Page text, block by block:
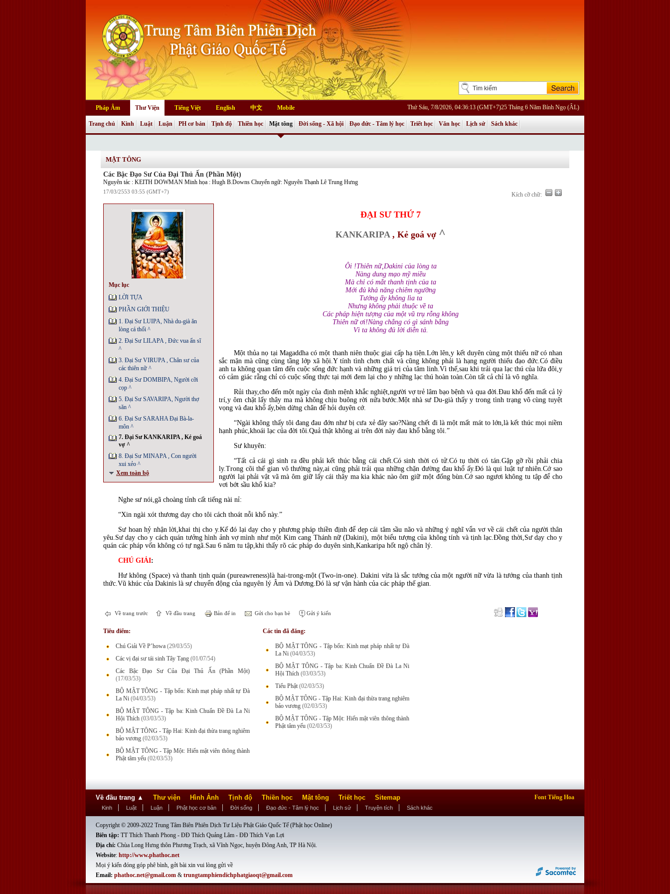
Pháp Âm Thư Viện Tiếng Việt English 中文 Mobile Thứ Sáu, 7/8/2026, 04:36:13 (GMT+7)25 Tháng 6 Năm Bính Ngọ (ÂL)
Trang chủ Kinh Luật Luận PH cơ bản Tịnh độ Thiền học Mật tông Đời sống - Xã hội Đạo đức - Tâm lý học Triết học Văn học Lịch sử Sách khác
MẬT TÔNG
Các Bậc Đạo Sư Của Đại Thủ Ấn (Phần Một)
Nguyên tác : KEITH DOWMAN Minh họa : Hugh B.Downs Chuyển ngữ: Nguyên Thạnh Lê Trung Hưng
17/03/2553 03:55 (GMT+7) Kích cỡ chữ:
Mục lục
LỜI TỰA
PHẦN GIỚI THIỆU
1. Đại Sư LUIPA, Nhà du-già ăn
lòng cá thối ^
2. Đại Sư LILAPA , Ðức vua ẩn sĩ
^
3. Đại Sư VIRUPA , Chân sư của
các thiên nữ ^
4. Đại Sư DOMBIPA, Người cỡi
cọp ^
5. Đại Sư SAVARIPA, Người thợ
săn ^
6. Đại Sư SARAHA Ðại Bà-la-
môn ^
7. Đại Sư KANKARIPA , Kẻ goá
vợ ^
8. Đại Sư MINAPA , Con người
xui xẻo ^
Xem toàn bộ
ÐẠI SƯ THỨ 7
KANKARIPA , Kẻ goá vợ ^
Ôi !Thiên nữ,Dakini của lòng ta
Nàng dung mạo mỹ miều
Mà chỉ có mắt thanh tịnh của ta
Mới đủ khả năng chiêm ngưỡng
Tướng ấy không lìa ta
Nhưng không phải thuộc về ta
Các pháp hiện tượng của một vũ trụ rỗng không
Thiên nữ ơi!Nàng chẳng có gì sánh bằng
Vì ta không đủ lời diễn tả.
Một thủa nọ tại Magaddha có một thanh niên thuộc giai cấp hạ tiện.Lớn lên,y kết duyên cùng một thiếu nữ có nhan
sắc mặn mà cũng cùng tầng lớp xã hội.Y tính tình chơn chất và cũng không phải là hạng người thiếu đạo đức.Có điều
anh ta không quan tâm đến cuộc sống đức hạnh và những giá trị của tâm linh.Vì thế,sau khi trải qua lạc thú của lứa đôi,y
có cảm giác rằng chỉ có cuộc sống thực tại mới đem lại cho y những lạc thú hoàn toàn.Còn tất cả chỉ là vô nghĩa.
Rủi thay,cho đến một ngày của định mệnh khắc nghiệt,người vợ trẻ lâm bạo bệnh và qua đời.Ðau khổ đến mất cả lý
trí,y ôm chặt lấy thây ma mà không chịu buông rời nửa bước.Một nhà sư Du-già thấy y trong tình trạng vô cùng tuyệt
vọng và đau khổ ấy,bèn dừng chân để hỏi duyên cớ.
“Ngài không thấy tôi đang đau đớn như bị cưa xẻ đây sao?Nàng chết đi là một mất mát to lớn,là kết thúc mọi niềm
hạnh phúc,khoái lạc của đời tôi.Quả thật không ai trên đời này đau khổ bằng tôi.”
Sư khuyên:
“Tất cả cái gì sinh ra đều phải kết thúc bằng cái chết.Có sinh thời có tử.Có tụ thời có tán.Gặp gỡ rồi phải chia
ly.Trong cõi thế gian vô thường này,ai cũng phải trải qua những chặn đường đau khổ ấy.Ðó là qui luật tự nhiên.Cớ sao
người lại phải vật vã mà ôm giữ lấy cái thây ma kia khác nào ôm giữ một đống bùn.Cớ sao ngươi không tu tập để cho
vơi bớt sầu khổ kia?
Nghe sư nói,gã choàng tỉnh cất tiếng nài nỉ:
“Xin ngài xót thương dạy cho tôi cách thoát nỗi khổ này.”
Sư hoan hỷ nhận lời,khai thị cho y.Kế đó lại dạy cho y phương pháp thiền định để dẹp cái tâm sầu não và những ý nghĩ vẩn vơ về cái chết của người thân
yêu.Sư dạy cho y cách quán tưởng hình ảnh vợ mình như một Kim cang Thánh nữ (Dakini), một biểu tượng của không tính và tịnh lạc.Ðồng thời,Sư dạy cho y
quán các pháp vốn không có tự ngã.Sau 6 năm tu tập,khi thấy rõ các pháp do duyên sinh,Kankaripa hốt ngộ chân lý.
CHÚ GIẢI:
Hư không (Space) và thanh tịnh quán (pureawreness)là hai-trong-một (Two-in-one). Dakini vừa là sắc tướng của một người nữ vừa là tướng của thanh tịnh
thức.Vũ khúc của Dakinis là sự chuyển động của nguyên lý Âm và Dương.Ðó là sự vận hành của các pháp thế gian.
Về trang trước Về đầu trang Bản để in Gửi cho bạn bè Gửi ý kiến
Tiêu điểm:
Chú Giải Về P’howa (29/03/55)
Các vị đại sư tái sinh Tây Tạng (01/07/54)
Các Bậc Đạo Sư Của Đại Thủ Ấn (Phần Một)
(17/03/53)
BỘ MẬT TÔNG - Tập bốn: Kinh mạt pháp nhất tự Đà
La Ni (04/03/53)
BỘ MẬT TÔNG - Tập ba: Kinh Chuẩn Đề Đà La Ni
Hội Thích (03/03/53)
BỘ MẬT TÔNG - Tập Hai: Kinh đại thừa trang nghiêm
bảo vương (02/03/53)
BỘ MẬT TÔNG - Tập Một: Hiển mật viên thông thành
Phật tâm yếu (02/03/53)
Các tin đã đăng:
BỘ MẬT TÔNG - Tập bốn: Kinh mạt pháp nhất tự Đà
La Ni (04/03/53)
BỘ MẬT TÔNG - Tập ba: Kinh Chuẩn Đề Đà La Ni
Hội Thích (03/03/53)
Tiểu Phật (02/03/53)
BỘ MẬT TÔNG - Tập Hai: Kinh đại thừa trang nghiêm
bảo vương (02/03/53)
BỘ MẬT TÔNG - Tập Một: Hiển mật viên thông thành
Phật tâm yếu (02/03/53)
Về đầu trang ▲ Thư viện Hình Ảnh Tịnh độ Thiền học Mật tông Triết học Sitemap Font Tiếng Hoa
Kinh Luật Luận Phật học cơ bản Đời sống Đạo đức - Tâm lý học Lịch sử Truyện tích Sách khác
Copyright © 2009-2022 Trung Tâm Biên Phiên Dịch Tư Liệu Phật Giáo Quốc Tế (Phật học Online)
Biên tập: TT Thích Thanh Phong - ĐĐ Thích Quảng Lâm - ĐĐ Thích Vạn Lợi
Địa chỉ: Chùa Long Hưng thôn Phương Trạch, xã Vĩnh Ngọc, huyện Đông Anh, TP Hà Nội.
Website: http://www.phathoc.net
Mọi ý kiến đóng góp phê bình, gởi bài xin vui lòng gửi về
Email: phathoc.net@gmail.com & trungtamphiendichphatgiaoqt@gmail.com